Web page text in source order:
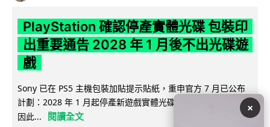
PlayStation 確認停產實體光碟 包裝印
出重要通告 2028 年 1 月後不出光碟遊
戲
Sony 已在 PS5 主機包裝加貼提示貼紙，重申官方 7 月已公布
計劃：2028 年 1 月起停產新遊戲實體光碟。分析師預期 PS6
因此...
閱讀全文
×